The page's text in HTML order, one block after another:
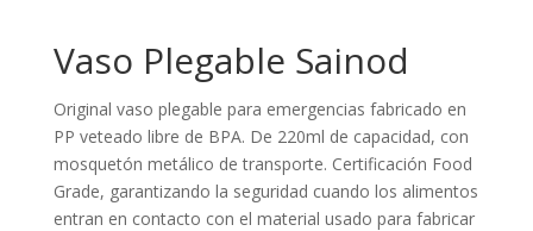
Vaso Plegable Sainod
Original vaso plegable para emergencias fabricado en
PP veteado libre de BPA. De 220ml de capacidad, con
mosquetón metálico de transporte. Certificación Food
Grade, garantizando la seguridad cuando los alimentos
entran en contacto con el material usado para fabricar